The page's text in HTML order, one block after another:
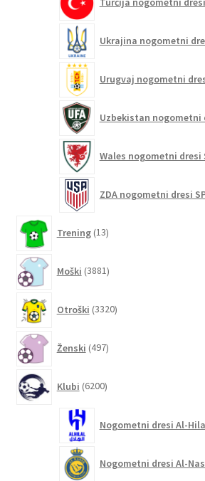
Ukrajina nogometni
Urugvaj nogometni
Uzbekistan nogometni
Wales nogometni dresi
ZDA nogometni dresi
Trening 13izdelkov
Moški 3881izdelkov
Otroški 3320izdelkov
Ženski 497izdelkov
Klubi 6200izdelkov
Nogometni dresi Al-
Nogometni dresi Al-